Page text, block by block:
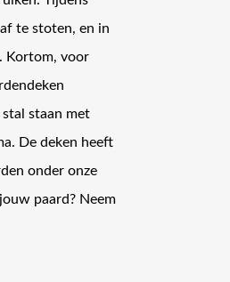
te stoten, en in
Kortom, voor
staan met
De deken heeft
onder onze
paard? Neem